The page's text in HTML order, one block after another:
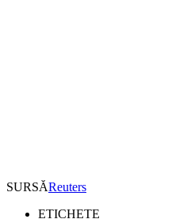
SURSĂReuters
ETICHETE